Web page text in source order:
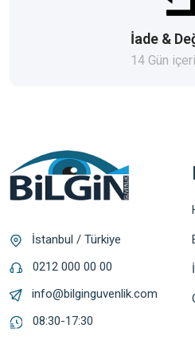
İade &
14 Gün
İstanbul / Türkiye
0212 000 00 00
info@bilginguvenlik.com
08:30-17:30